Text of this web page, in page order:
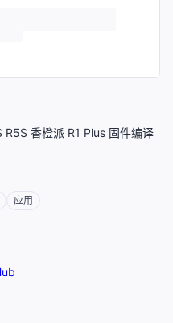
香橙派 R1 Plus 固件编译
应用